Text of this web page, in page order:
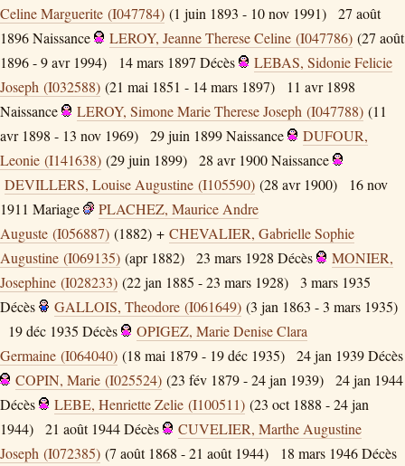
Celine Marguerite (I047784) (1 juin 1893 - 10 nov 1991)
27 août
1896Naissance LEROY, Jeanne Therese Celine (I047786) (27 août
1896 - 9 avr 1994)
14 mars 1897 Décès
LEBAS, Sidonie Felicie
Joseph (I032588) (21 mai 1851 - 14 mars 1897)
11 avr 1898
Naissance
LEROY, Simone Marie Therese Joseph (I047788) (11
avr 1898 - 13 nov 1969)
29 juin 1899Naissance
DUFOUR,
Leonie (I141638) (29 juin 1899) 28 avr 1900Naissance
DEVILLERS, Louise Augustine (I105590) (28 avr 1900)
16 nov
1911 Mariage
PLACHEZ, Maurice Andre
Auguste (I056887) (1882) + CHEVALIER, Gabrielle Sophie
Augustine (I069135) (apr 1882) 23 mars 1928 Décès
MONIER,
Josephine (I028233) (22 jan 1885 - 23 mars 1928)
3 mars 1935
Décès
GALLOIS, Theodore (I061649) (3 jan 1863 - 3 mars 1935)
19 déc 1935 Décès
OPIGEZ, Marie Denise Clara
Germaine (I064040) (18 mai 1879 - 19 déc 1935) 24 jan 1939Décès
COPIN, Marie (I025524) (23 fév 1879 - 24 jan 1939)
24 jan 1944
Décès
LEBE, Henriette Zelie (I100511) (23 oct 1888 - 24 jan
1944)
21 août 1944Décès
CUVELIER, Marthe Augustine
Joseph (I072385) (7 août 1868 - 21 août 1944) 18 mars 1946Décès